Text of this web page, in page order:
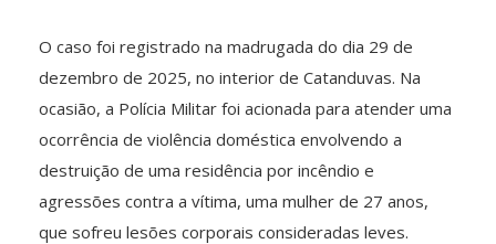
O caso foi registrado na madrugada do dia 29 de
dezembro de 2025, no interior de Catanduvas. Na
ocasião, a Polícia Militar foi acionada para atender uma
ocorrência de violência doméstica envolvendo a
destruição de uma residência por incêndio e
agressões contra a vítima, uma mulher de 27 anos,
que sofreu lesões corporais consideradas leves.